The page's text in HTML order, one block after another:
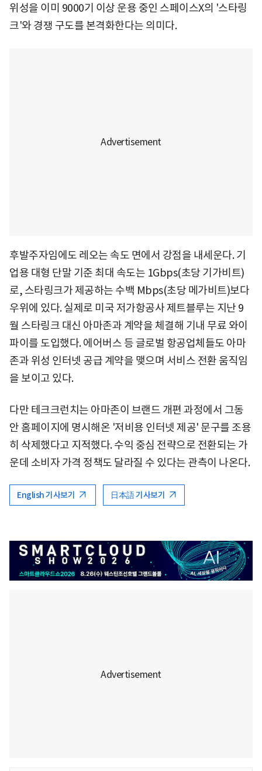
위성을 이미 9000기 이상 운용 중인 스페이스X의 '스타링
크'와 경쟁 구도를 본격화한다는 의미다.
후발주자임에도 레오는 속도 면에서 강점을 내세운다. 기
업용 대형 단말 기준 최대 속도는 1Gbps(초당 기가비트)
로, 스타링크가 제공하는 수백 Mbps(초당 메가비트)보다
우위에 있다. 실제로 미국 저가항공사 제트블루는 지난 9
월 스타링크 대신 아마존과 계약을 체결해 기내 무료 와이
파이를 도입했다. 에어버스 등 글로벌 항공업체들도 아마
존과 위성 인터넷 공급 계약을 맺으며 서비스 전환 움직임
을 보이고 있다.
다만 테크크런치는 아마존이 브랜드 개편 과정에서 그동
안 홈페이지에 명시해온 '저비용 인터넷 제공' 문구를 조용
히 삭제했다고 지적했다. 수익 중심 전략으로 전환되는 가
운데 소비자 가격 정책도 달라질 수 있다는 관측이 나온다.
English 기사보기 日本語 기사보기